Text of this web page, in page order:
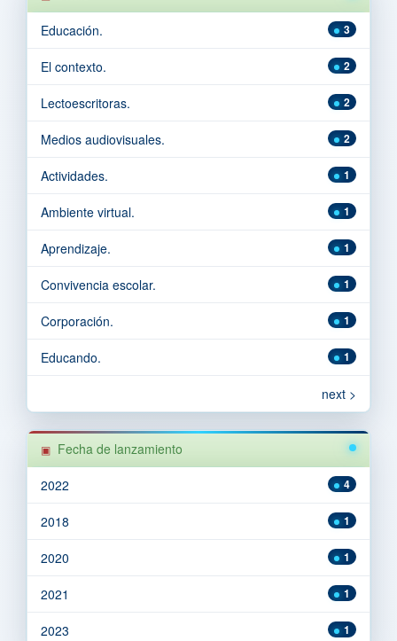
3
Educación.
2
El contexto.
2
Lectoescritoras.
2
Medios audiovisuales.
1
Actividades.
1
Ambiente virtual.
1
Aprendizaje.
1
Convivencia escolar.
1
Corporación.
1
Educando.
next >
Fecha de lanzamiento
4
2022
1
2018
1
2020
1
2021
1
2023